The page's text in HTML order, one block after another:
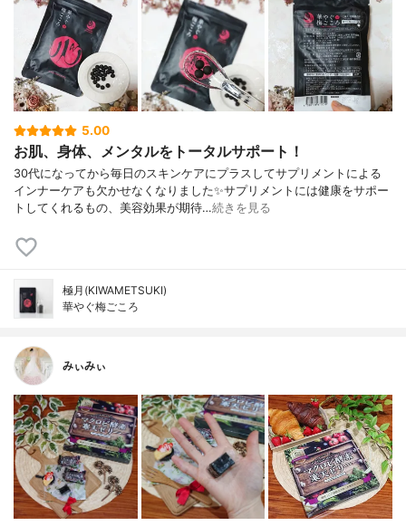
5.00
お肌、身体、メンタルをトータルサポート！
30代になってから毎日のスキンケアにプラスしてサプリメントによる
インナーケアも欠かせなくなりました✨サプリメントには健康をサポー
トしてくれるもの、美容効果が期待…続きを見る
極月(KIWAMETSUKI)
華やぐ梅ごころ
みぃみぃ